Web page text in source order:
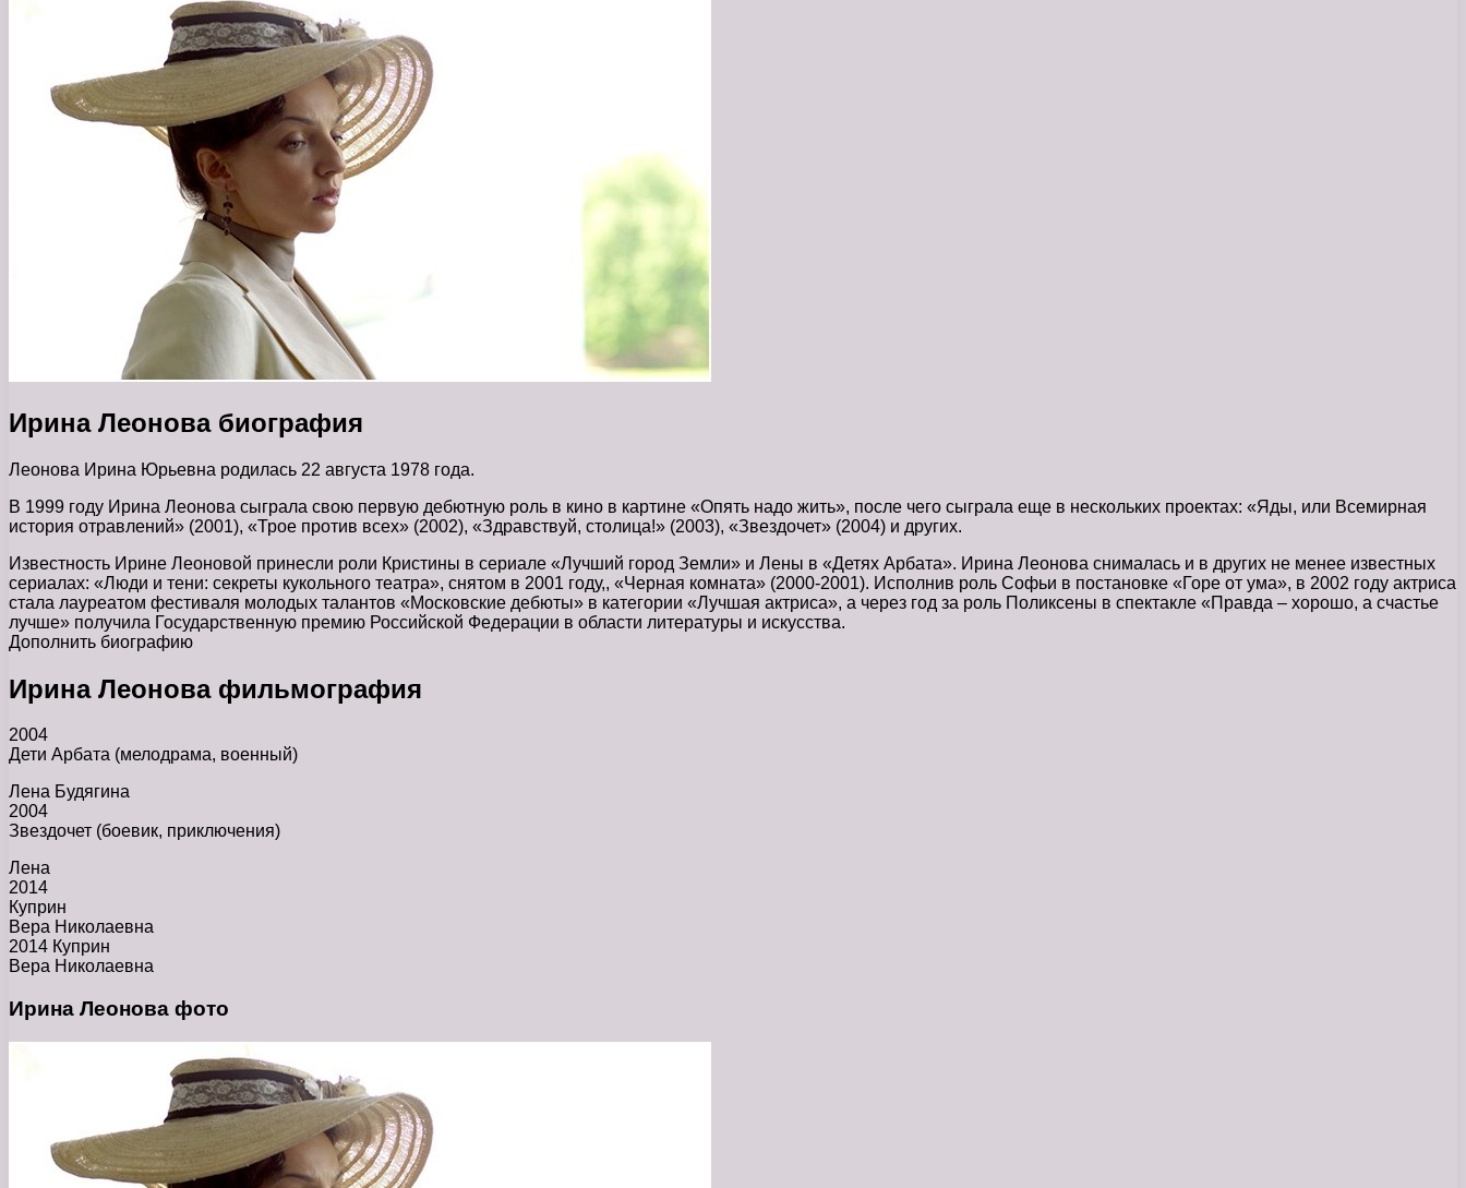
Ирина Леонова биография
Леонова Ирина Юрьевна родилась 22 августа 1978 года.
В 1999 году Ирина Леонова сыграла свою первую дебютную роль в кино в картине «Опять надо жить», после чего сыграла еще в нескольких проектах: «Яды, или Всемирная
история отравлений» (2001), «Трое против всех» (2002), «Здравствуй, столица!» (2003), «Звездочет» (2004) и других.
Известность Ирине Леоновой принесли роли Кристины в сериале «Лучший город Земли» и Лены в «Детях Арбата». Ирина Леонова снималась и в других не менее известных
сериалах: «Люди и тени: секреты кукольного театра», снятом в 2001 году,, «Черная комната» (2000-2001). Исполнив роль Софьи в постановке «Горе от ума», в 2002 году актриса
стала лауреатом фестиваля молодых талантов «Московские дебюты» в категории «Лучшая актриса», а через год за роль Поликсены в спектакле «Правда – хорошо, а счастье
лучше» получила Государственную премию Российской Федерации в области литературы и искусства.
Дополнить биографию
Ирина Леонова фильмография
2004
Дети Арбата (мелодрама, военный)
Лена Будягина
2004
Звездочет (боевик, приключения)
Лена
2014
Куприн
Вера Николаевна
2014 Куприн
Вера Николаевна
Ирина Леонова фото